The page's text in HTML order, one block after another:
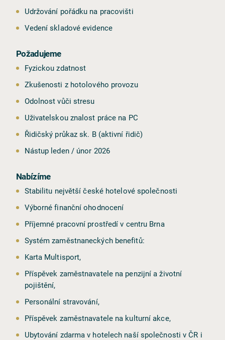
Udržování pořádku na pracovišti
Vedení skladové evidence
Požadujeme
Fyzickou zdatnost
Zkušenosti z hotolového provozu
Odolnost vůči stresu
Uživatelskou znalost práce na PC
Řidičský průkaz sk. B (aktivní řidič)
Nástup leden / únor 2026
Nabízíme
Stabilitu největší české hotelové společnosti
Výborné finanční ohodnocení
Příjemné pracovní prostředí v centru Brna
Systém zaměstnaneckých benefitů:
Karta Multisport,
Příspěvek zaměstnavatele na penzijní a životní
pojištění,
Personální stravování,
Příspěvek zaměstnavatele na kulturní akce,
Ubytování zdarma v hotelech naší společnosti v ČR i